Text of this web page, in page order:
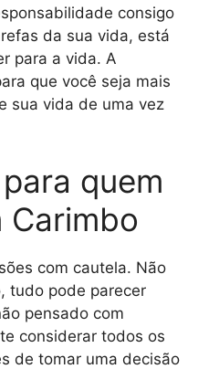
consigo
da sua vida, está
para a vida. A
que você seja mais
sua vida de uma vez
quem
Carimbo
com cautela. Não
tudo pode parecer
pensado com
considerar todos os
de tomar uma decisão